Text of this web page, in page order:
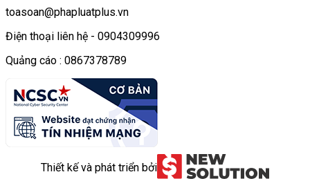
toasoan@phapluatplus.vn
Điện thoại liên hệ - 0904309996
Quảng cáo : 0867378789
Thiết kế và phát triển bởi